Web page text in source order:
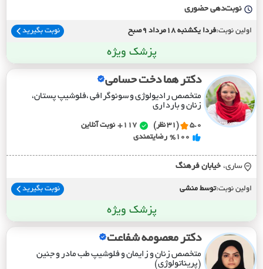
نوبت‌دهی حضوری
اولین نوبت:فردا یکشنبه 18مرداد 9صبح نوبت بگیرید
پزشک ویژه
دکتر هما دخت حسامی
متخصص رادیولوژی و سونوگرافی ،فلوشیپ پستان،
زنان و بارداری
5.0 (31 نظر) 117+
نوبت آنلاین
%100 رضایتمندی
ساری، خيابان فرهنگ
اولین نوبت:توسط منشی نوبت بگیرید
پزشک ویژه
دکتر معصومه شفاعت
متخصص زنان و زایمان و فلوشیپ طب مادر و جنین
(پریناتولوژی)